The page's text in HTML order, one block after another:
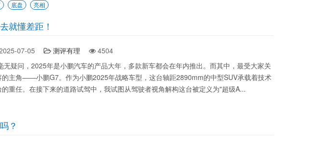
底盘 亮相
就懂差距！
07-05 测评有理
4504
无疑问，2025年是小鹏汽车的产品大年，多款新车都会在年内推出。而其中，最受大家关
的主角——小鹏G7。作为小鹏2025年战略车型，这台轴距2890mm的中型SUV承载着技术
重任。在接下来的道路试驾中，我试图从驾驶者视角解构这台被定义为"超级A...
？